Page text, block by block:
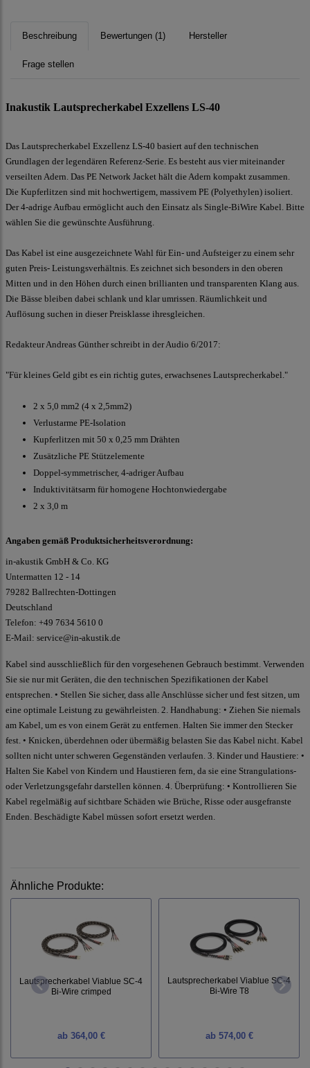
Beschreibung Bewertungen (1) Hersteller
Frage stellen
Inakustik Lautsprecherkabel Exzellens LS-40
Das Lautsprecherkabel Exzellenz LS-40 basiert auf den technischen
Grundlagen der legendären Referenz-Serie. Es besteht aus vier miteinander
verseilten Adern. Das PE Network Jacket hält die Adern kompakt zusammen.
Die Kupferlitzen sind mit hochwertigem, massivem PE (Polyethylen) isoliert.
Der 4-adrige Aufbau ermöglicht auch den Einsatz als Single-BiWire Kabel. Bitte
wählen Sie die gewünschte Ausführung.
Das Kabel ist eine ausgezeichnete Wahl für Ein- und Aufsteiger zu einem sehr
guten Preis- Leistungsverhältnis. Es zeichnet sich besonders in den oberen
Mitten und in den Höhen durch einen brillianten und transparenten Klang aus.
Die Bässe bleiben dabei schlank und klar umrissen. Räumlichkeit und
Auflösung suchen in dieser Preisklasse ihresgleichen.
Redakteur Andreas Günther schreibt in der Audio 6/2017:
"Für kleines Geld gibt es ein richtig gutes, erwachsenes Lautsprecherkabel."
2 x 5,0 mm2 (4 x 2,5mm2)
Verlustarme PE-Isolation
Kupferlitzen mit 50 x 0,25 mm Drähten
Zusätzliche PE Stützelemente
Doppel-symmetrischer, 4-adriger Aufbau
Induktivitätsarm für homogene Hochtonwiedergabe
2 x 3,0 m
Angaben gemäß Produktsicherheitsverordnung:
in-akustik GmbH & Co. KG
Untermatten 12 - 14
79282 Ballrechten-Dottingen
Deutschland
Telefon: +49 7634 5610 0
E-Mail: service@in-akustik.de
Kabel sind ausschließlich für den vorgesehenen Gebrauch bestimmt. Verwenden
Sie sie nur mit Geräten, die den technischen Spezifikationen der Kabel
entsprechen. • Stellen Sie sicher, dass alle Anschlüsse sicher und fest sitzen, um
eine optimale Leistung zu gewährleisten. 2. Handhabung: • Ziehen Sie niemals
am Kabel, um es von einem Gerät zu entfernen. Halten Sie immer den Stecker
fest. • Knicken, überdehnen oder übermäßig belasten Sie das Kabel nicht. Kabel
sollten nicht unter schweren Gegenständen verlaufen. 3. Kinder und Haustiere: •
Halten Sie Kabel von Kindern und Haustieren fern, da sie eine Strangulations-
oder Verletzungsgefahr darstellen können. 4. Überprüfung: • Kontrollieren Sie
Kabel regelmäßig auf sichtbare Schäden wie Brüche, Risse oder ausgefranste
Enden. Beschädigte Kabel müssen sofort ersetzt werden.
Ähnliche Produkte:
Lautsprecherkabel Viablue SC-4
Bi-Wire crimped
ab364,00 €
Lautsprecherkabel Viablue SC-4
Bi-Wire T8
ab574,00 €